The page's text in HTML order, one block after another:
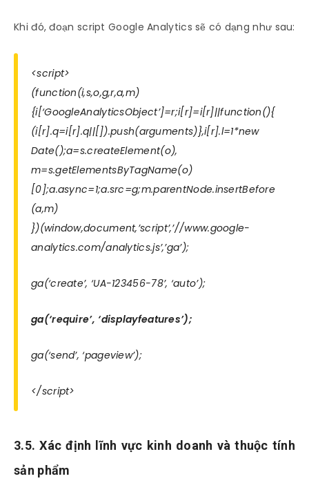
Khi đó, đoạn script Google Analytics sẽ có dạng như sau:
<script>
(function(i,s,o,g,r,a,m)
{i[‘GoogleAnalyticsObject’]=r;i[r]=i[r]||function(){
(i[r].q=i[r].q||[]).push(arguments)},i[r].l=1*new
Date();a=s.createElement(o),
m=s.getElementsByTagName(o)
[0];a.async=1;a.src=g;m.parentNode.insertBefore
(a,m)
})(window,document,’script’,’//www.google-
analytics.com/analytics.js’,’ga’);
ga(‘create’, ‘UA-123456-78’, ‘auto’);
ga(‘require’, ‘displayfeatures’);
ga(‘send’, ‘pageview’);
</script>
3.5. Xác định lĩnh vực kinh doanh và thuộc tính
sản phẩm